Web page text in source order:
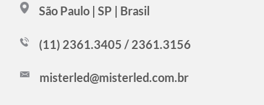
São Paulo | SP | Brasil
(11) 2361.3405 / 2361.3156
misterled@misterled.com.br